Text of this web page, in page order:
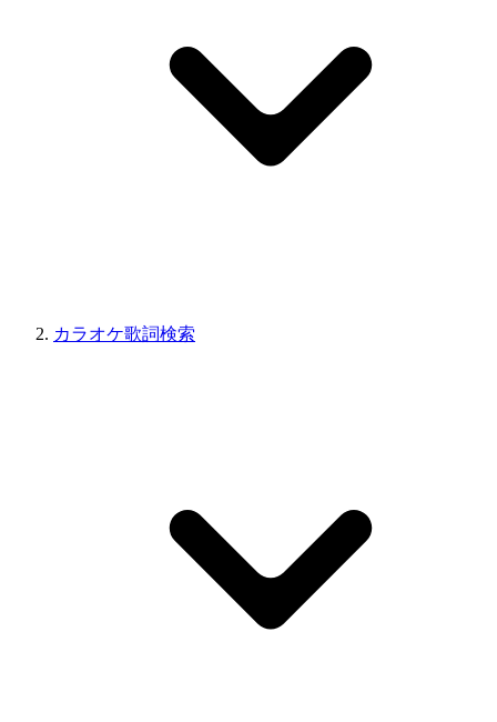
カラオケ歌詞検索